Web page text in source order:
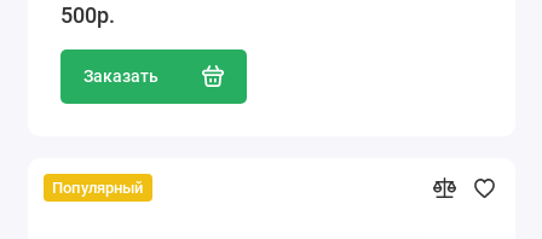
Ремонт мелкой бытовой техники
Ремонт компьютеров
500р.
Заказать
Популярный